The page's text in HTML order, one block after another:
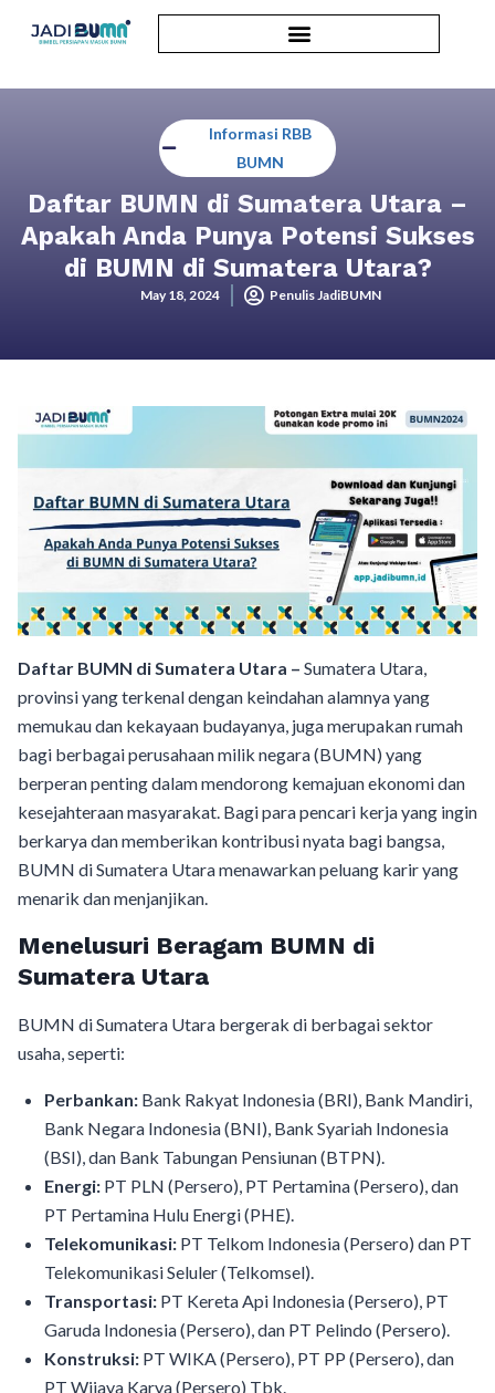
Informasi RBB
BUMN
Daftar BUMN di Sumatera Utara –
Apakah Anda Punya Potensi Sukses
di BUMN di Sumatera Utara?
May 18, 2024 Penulis JadiBUMN
Daftar BUMN di Sumatera Utara – Sumatera Utara,
provinsi yang terkenal dengan keindahan alamnya yang
memukau dan kekayaan budayanya, juga merupakan rumah
bagi berbagai perusahaan milik negara (BUMN) yang
berperan penting dalam mendorong kemajuan ekonomi dan
kesejahteraan masyarakat. Bagi para pencari kerja yang ingin
berkarya dan memberikan kontribusi nyata bagi bangsa,
BUMN di Sumatera Utara menawarkan peluang karir yang
menarik dan menjanjikan.
Menelusuri Beragam BUMN di
Sumatera Utara
BUMN di Sumatera Utara bergerak di berbagai sektor
usaha, seperti:
Perbankan: Bank Rakyat Indonesia (BRI), Bank Mandiri,
Bank Negara Indonesia (BNI), Bank Syariah Indonesia
(BSI), dan Bank Tabungan Pensiunan (BTPN).
Energi: PT PLN (Persero), PT Pertamina (Persero), dan
PT Pertamina Hulu Energi (PHE).
Telekomunikasi: PT Telkom Indonesia (Persero) dan PT
Telekomunikasi Seluler (Telkomsel).
Transportasi: PT Kereta Api Indonesia (Persero), PT
Garuda Indonesia (Persero), dan PT Pelindo (Persero).
Konstruksi: PT WIKA (Persero), PT PP (Persero), dan
PT Wijaya Karya (Persero) Tbk.